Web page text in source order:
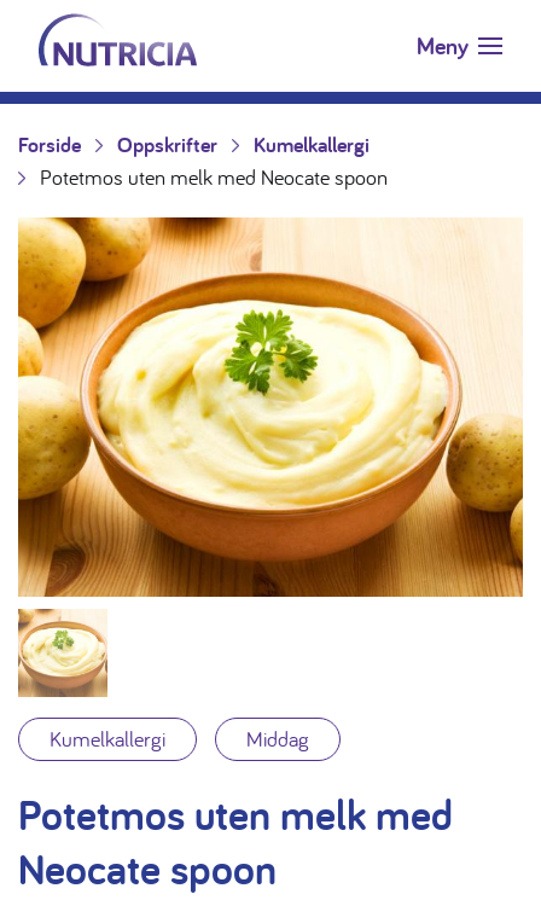
Hopp til innholdet
Nutricia.no Meny
Forside Oppskrifter
Kumelkallergi
Potetmos uten melk med Neocate spoon
Kumelkallergi Middag
Potetmos uten melk med
Neocate spoon